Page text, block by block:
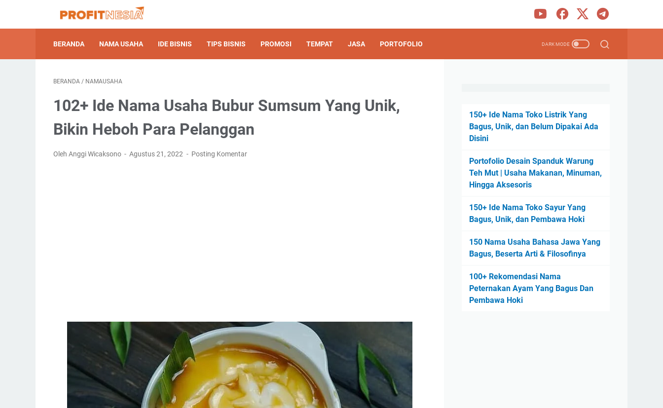
BERANDA NAMA USAHA IDE BISNIS TIPS BISNIS PROMOSI TEMPAT JASA PORTOFOLIO
BERANDA / NAMAUSAHA
102+ Ide Nama Usaha Bubur Sumsum Yang Unik,
Bikin Heboh Para Pelanggan
Oleh Anggi Wicaksono Agustus 21, 2022 Posting Komentar
150+ Ide Nama Toko Listrik Yang
Bagus, Unik, dan Belum Dipakai Ada
Disini
Portofolio Desain Spanduk Warung
Teh Mut | Usaha Makanan, Minuman,
Hingga Aksesoris
150+ Ide Nama Toko Sayur Yang
Bagus, Unik, dan Pembawa Hoki
150 Nama Usaha Bahasa Jawa Yang
Bagus, Beserta Arti & Filosofinya
100+ Rekomendasi Nama
Peternakan Ayam Yang Bagus Dan
Pembawa Hoki